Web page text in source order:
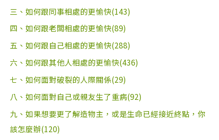
三、如何跟同事相處的更愉快(143)
四、如何跟老闆相處的更愉快(89)
五、如何跟自己相處的更愉快(288)
六、如何跟其他人相處的更愉快(436)
七、如何面對破裂的人際關係(29)
八、如何面對自己或親友生了重病(92)
九、如果想要更了解造物主，或是生命已經接近終點，你
該怎麼辦(120)